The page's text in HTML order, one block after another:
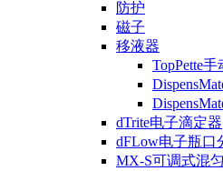
防护
磁子
移液器
TopPette
dTrite电子滴定器
dFLow电子瓶口
MX-S可调式混